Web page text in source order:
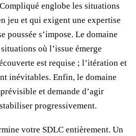
englobe les situations
jeu et qui exigent une expertise
poussée s’impose. Le domaine
où l’issue émerge
est requise ; l’itération et
inévitables. Enfin, le domaine
et demande d’agir
progressivement.
votre SDLC entièrement. Un